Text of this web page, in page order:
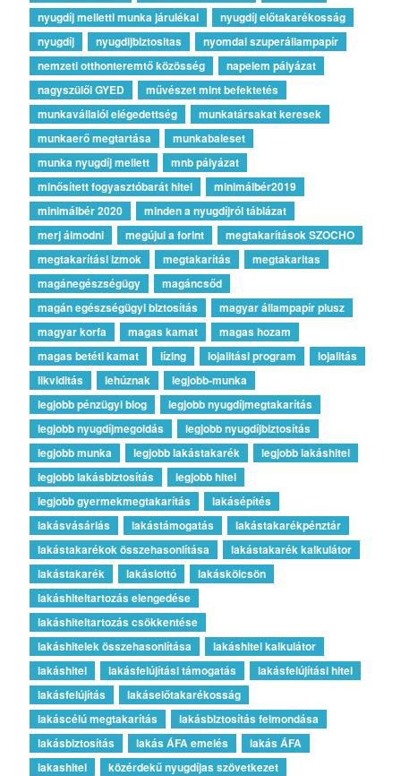
nyugdíj melletti munka járulékai
nyugdíj előtakarékosság
nyugdíj
nyugdijbiztositas
nyomdai szuperállampapír
nemzeti otthonteremtő közösség
napelem pályázat
nagyszülői GYED
művészet mint befektetés
munkavállalói elégedettség
munkatársakat keresek
munkaerő megtartása
munkabaleset
munka nyugdíj mellett
mnb pályázat
minősített fogyasztóbarát hitel
minimálbér2019
minimálbér 2020
minden a nyugdíjról táblázat
merj álmodni
megújul a forint
megtakarítások SZOCHO
megtakarítási izmok
megtakarítás
megtakaritas
magánegészségügy
magáncsőd
magán egészségügyi biztosítás
magyar állampapír plusz
magyar korfa
magas kamat
magas hozam
magas betéti kamat
lízing lojalitási program
lojalitás
likviditás
lehúznak
legjobb-munka
legjobb pénzügyi blog
legjobb nyugdíjmegtakarítás
legjobb nyugdíjmegoldás
legjobb nyugdíjbiztosítás
legjobb munka
legjobb lakástakarék
legjobb lakáshitel
legjobb lakásbiztosítás
legjobb hitel
legjobb gyermekmegtakarítás
lakásépítés
lakásvásárlás
lakástámogatás
lakástakarékpénztár
lakástakarékok összehasonlítása
lakástakarék kalkulátor
lakástakarék
lakáslottó
lakáskölcsön
lakáshiteltartozás elengedése
lakáshiteltartozás csökkentése
lakáshitelek összehasonlítása
lakáshitel kalkulátor
lakáshitel
lakásfelújítási támogatás
lakásfelújítási hitel
lakásfelújítás
lakáselőtakarékosság
lakáscélú megtakarítás
lakásbiztosítás felmondása
lakásbiztosítás
lakás ÁFA emelés
lakás ÁFA
lakashitel
közérdekű nyugdíjas szövetkezet